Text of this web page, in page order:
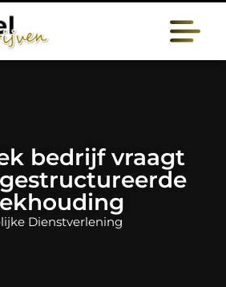
bedrijf vraagt
Dienstverlening